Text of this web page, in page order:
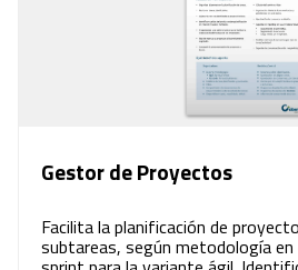
Gestor de Proyectos
Facilita la planificación de
subtareas, según metodología en